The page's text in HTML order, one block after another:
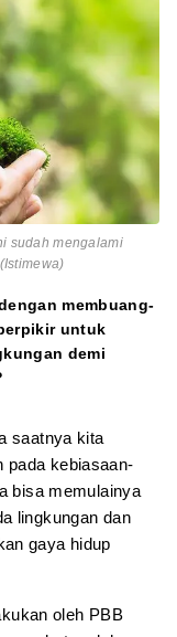
sudah mengalami
membuang-
untuk
demi
saatnya kita
pada kebiasaan-
bisa memulainya
lingkungan dan
gaya hidup
oleh PBB